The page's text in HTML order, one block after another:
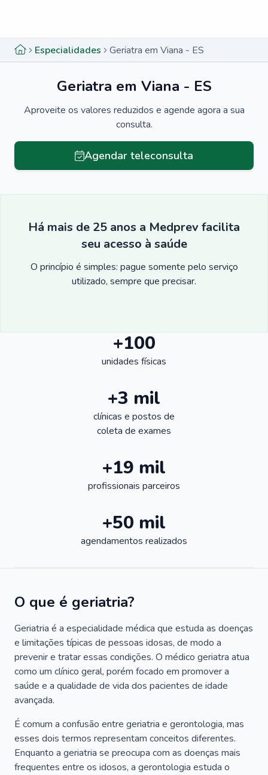
Especialidades Geriatra em Viana - ES
Geriatra em Viana - ES
Aproveite os valores reduzidos e agende agora a sua
consulta.
Agendar teleconsulta
Há mais de 25 anos a Medprev facilita
seu acesso à saúde
O princípio é simples: pague somente pelo serviço
utilizado, sempre que precisar.
+100
unidades físicas
+3 mil
clínicas e postos de
coleta de exames
+19 mil
profissionais parceiros
+50 mil
agendamentos realizados
O que é geriatria?
Geriatria é a especialidade médica que estuda as doenças
e limitações típicas de pessoas idosas, de modo a
prevenir e tratar essas condições. O médico geriatra atua
como um clínico geral, porém focado em promover a
saúde e a qualidade de vida dos pacientes de idade
avançada.
É comum a confusão entre geriatria e gerontologia, mas
esses dois termos representam conceitos diferentes.
Enquanto a geriatria se preocupa com as doenças mais
frequentes entre os idosos, a gerontologia estuda o